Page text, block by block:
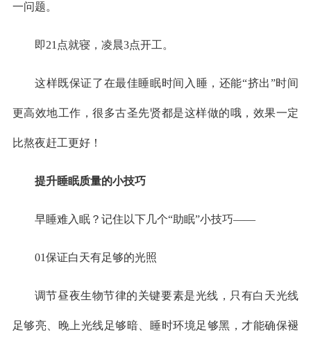
一问题。
即21点就寝，凌晨3点开工。
这样既保证了在最佳睡眠时间入睡，还能“挤出”时间
更高效地工作，很多古圣先贤都是这样做的哦，效果一定
比熬夜赶工更好！
提升睡眠质量的小技巧
早睡难入眠？记住以下几个“助眠”小技巧——
01保证白天有足够的光照
调节昼夜生物节律的关键要素是光线，只有白天光线
足够亮、晚上光线足够暗、睡时环境足够黑，才能确保褪